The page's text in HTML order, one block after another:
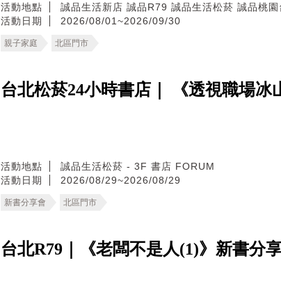
活動地點 誠品生活新店 誠品R79 誠品生活松菸 誠品桃園
活動日期
2026/08/01~2026/09/30
親子家庭 北區門市
台北松菸24小時書店｜ 《透視職場冰
活動地點
誠品生活松菸 - 3F 書店 FORUM
活動日期
2026/08/29~2026/08/29
新書分享會 北區門市
台北R79｜《老闆不是人(1)》新書分